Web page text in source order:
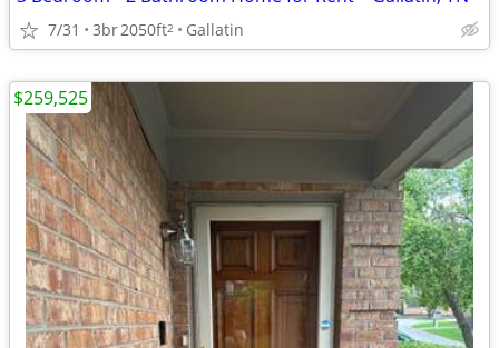
7/31 3br2050ft2 Gallatin
$259,525